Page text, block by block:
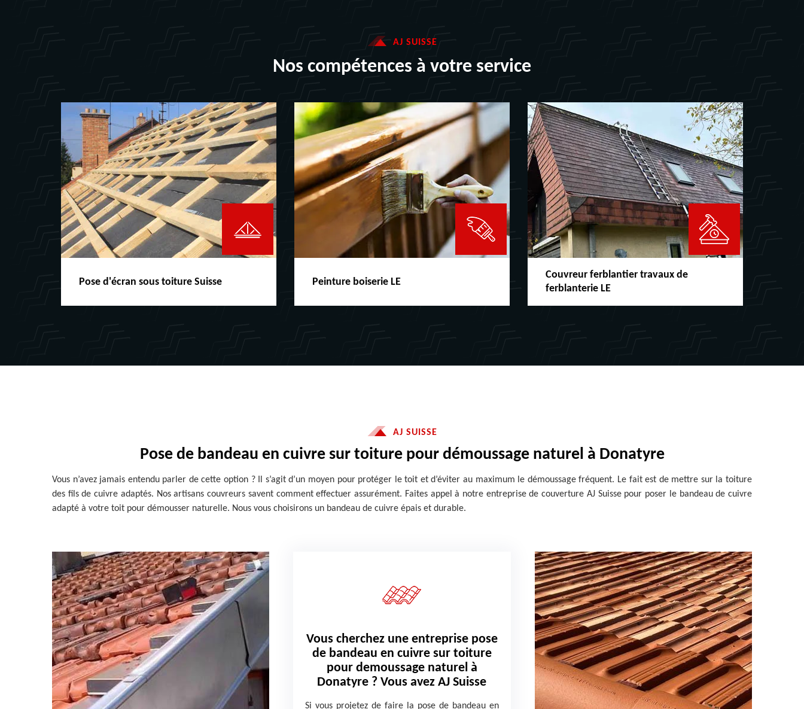
AJ SUISSE
Nos compétences à votre service
Pose d'écran sous toiture Suisse Peinture boiserie LE
Couvreur ferblantier travaux de
ferblanterie LE
AJ SUISSE
Pose de bandeau en cuivre sur toiture pour démoussage naturel à Donatyre
Vous n’avez jamais entendu parler de cette option ? Il s’agit d’un moyen pour protéger le toit et d’éviter au maximum le démoussage fréquent. Le fait est de mettre sur la toiture
des fils de cuivre adaptés. Nos artisans couvreurs savent comment effectuer assurément. Faites appel à notre entreprise de couverture AJ Suisse pour poser le bandeau de cuivre
adapté à votre toit pour démousser naturelle. Nous vous choisirons un bandeau de cuivre épais et durable.
Vous cherchez une entreprise pose
de bandeau en cuivre sur toiture
pour demoussage naturel à
Donatyre ? Vous avez AJ Suisse
Si vous projetez de faire la pose de bandeau en